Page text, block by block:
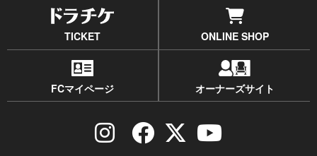
TICKET ONLINE SHOP
FCマイページ オーナーズサイト